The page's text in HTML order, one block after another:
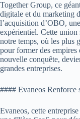
Together Group, ce
digitale et du marketing
l’acquisition d’OBO,
expérientiel. Cette union
notre temps, où les plus
pour former des
nouvelle conquête,
grandes entreprises.
#### Evaneos Renforce
Evaneos, cette